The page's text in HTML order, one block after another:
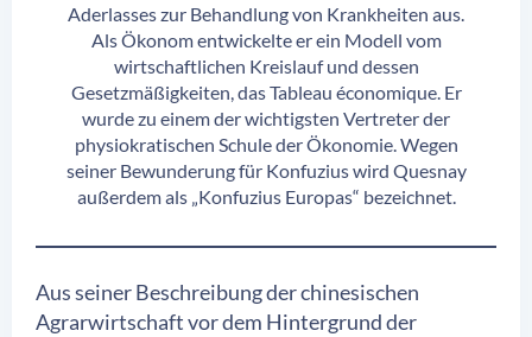
Aderlasses zur Behandlung von Krankheiten aus.
Als Ökonom entwickelte er ein Modell vom
wirtschaftlichen Kreislauf und dessen
Gesetzmäßigkeiten, das Tableau économique. Er
wurde zu einem der wichtigsten Vertreter der
physiokratischen Schule der Ökonomie. Wegen
seiner Bewunderung für Konfuzius wird Quesnay
außerdem als „Konfuzius Europas“ bezeichnet.
Aus seiner Beschreibung der chinesischen
Agrarwirtschaft vor dem Hintergrund der